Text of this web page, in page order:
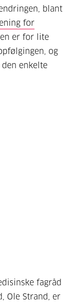
blant
for
er for lite
og
enkelte
fagråd
Ole Strand, er